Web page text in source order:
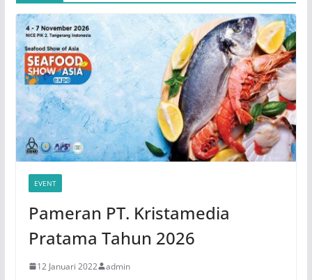
EVENT
Pameran PT. Kristamedia
Pratama Tahun 2026
12 Januari 2022 admin